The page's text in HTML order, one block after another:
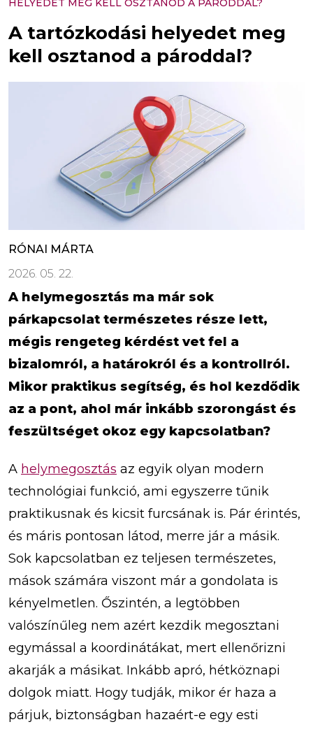
HELYEDET MEG KELL OSZTANOD A PÁRODDAL?
A tartózkodási helyedet meg
kell osztanod a pároddal?
RÓNAI MÁRTA
2026. 05. 22.
A helymegosztás ma már sok
párkapcsolat természetes része lett,
mégis rengeteg kérdést vet fel a
bizalomról, a határokról és a kontrollról.
Mikor praktikus segítség, és hol kezdődik
az a pont, ahol már inkább szorongást és
feszültséget okoz egy kapcsolatban?
A helymegosztás az egyik olyan modern
technológiai funkció, ami egyszerre tűnik
praktikusnak és kicsit furcsának is. Pár érintés,
és máris pontosan látod, merre jár a másik.
Sok kapcsolatban ez teljesen természetes,
mások számára viszont már a gondolata is
kényelmetlen. Őszintén, a legtöbben
valószínűleg nem azért kezdik megosztani
egymással a koordinátákat, mert ellenőrizni
akarják a másikat. Inkább apró, hétköznapi
dolgok miatt. Hogy tudják, mikor ér haza a
párjuk, biztonságban hazaért-e egy esti